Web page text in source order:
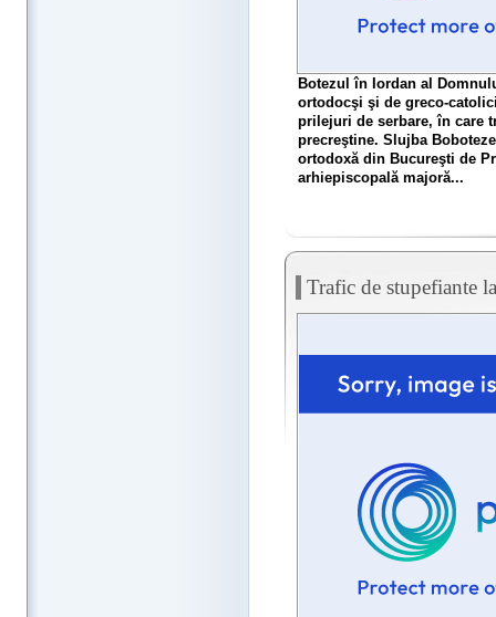
Botezul în Iordan al
ortodocşi şi de greco-
prilejuri de serbare, în care
precreştine. Slujba
ortodoxă din Bucureşti de
arhiepiscopală majoră...
Trafic de stupefiante